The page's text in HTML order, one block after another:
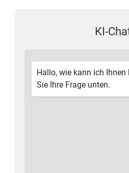
KI-
Hallo, wie kann ich Ihnen
Sie Ihre Frage unten.